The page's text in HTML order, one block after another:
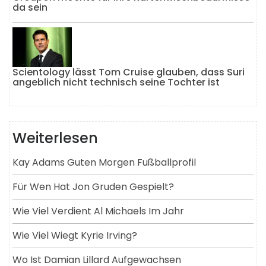
da sein
Scientology lässt Tom Cruise glauben, dass Suri
angeblich nicht technisch seine Tochter ist
Weiterlesen
Kay Adams Guten Morgen Fußballprofil
Für Wen Hat Jon Gruden Gespielt?
Wie Viel Verdient Al Michaels Im Jahr
Wie Viel Wiegt Kyrie Irving?
Wo Ist Damian Lillard Aufgewachsen